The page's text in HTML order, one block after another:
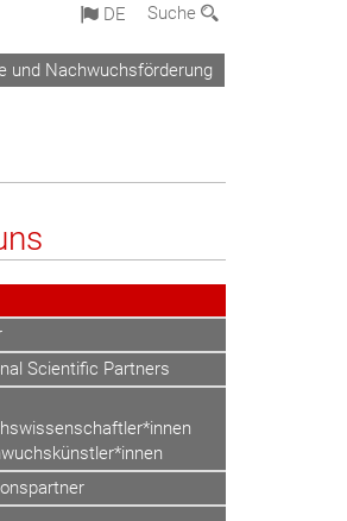
DE Suche
und Nachwuchsförderung
Scientific Partners